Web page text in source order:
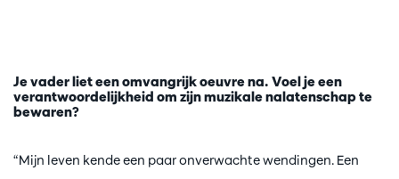
Je vader liet een omvangrijk oeuvre na. Voel je een
verantwoordelijkheid om zijn muzikale nalatenschap te
bewaren?
“Mijn leven kende een paar onverwachte wendingen. Een